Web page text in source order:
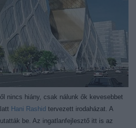
nincs hiány, csak nálunk ők kevesebbet
Hani Rashid tervezett irodaházat. A
be. Az ingatlanfejlesztő itt is az